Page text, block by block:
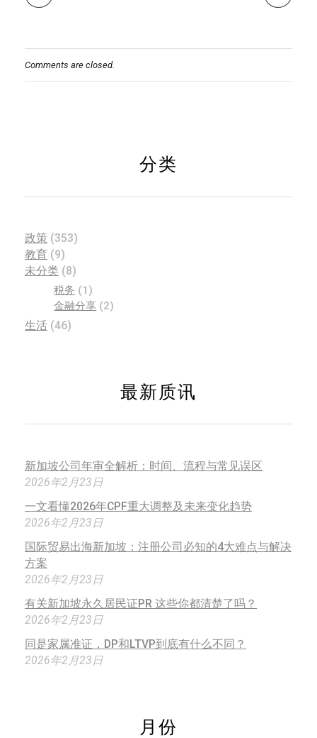
Comments are closed.
分类
政策 (353)
教育 (9)
未分类 (8)
税务 (1)
金融分享 (2)
生活 (46)
最新质讯
新加坡公司年审全解析：时间、流程与常见误区
2026年2月23日
一文看懂2026年CPF重大调整及未来变化趋势
2026年2月23日
国际贸易出海新加坡：注册公司必知的4大难点与解决
方案
2026年2月23日
有关新加坡永久居民证PR 这些你都清楚了吗？
2026年2月23日
同是家属准证，DP和LTVP到底有什么不同？
2026年2月23日
月份